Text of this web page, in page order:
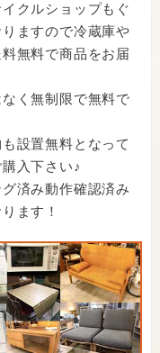
おります。
は多種多様なお品
クルショップもぐ
ますので冷蔵庫や
無料で商品をお届
く無制限で無料で
設置無料となって
入下さい♪
済み動作確認済み
ます！